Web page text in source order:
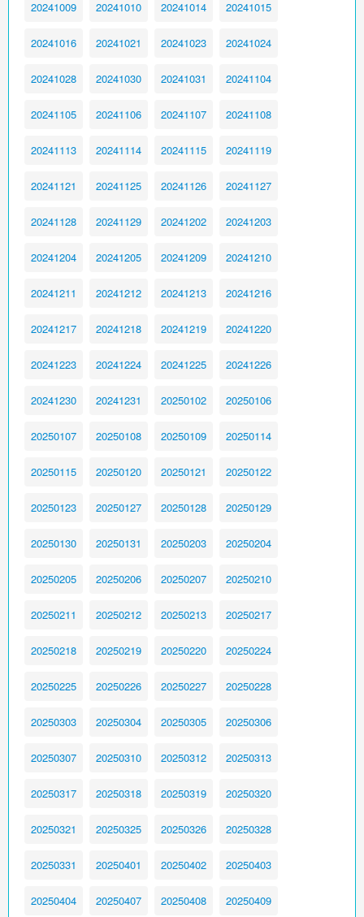
20241009 20241010 20241014 20241015
20241016 20241021 20241023 20241024
20241028 20241030 20241031 20241104
20241105 20241106 20241107 20241108
20241113 20241114 20241115 20241119
20241121 20241125 20241126 20241127
20241128 20241129 20241202 20241203
20241204 20241205 20241209 20241210
20241211 20241212 20241213 20241216
20241217 20241218 20241219 20241220
20241223 20241224 20241225 20241226
20241230 20241231 20250102 20250106
20250107 20250108 20250109 20250114
20250115 20250120 20250121 20250122
20250123 20250127 20250128 20250129
20250130 20250131 20250203 20250204
20250205 20250206 20250207 20250210​
20250211 20250212 20250213 20250217
20250218 20250219 20250220 20250224
20250225 20250226 20250227 20250228
20250303 20250304 20250305 20250306
20250307 20250310 20250312 20250313
20250317 20250318 20250319 20250320
20250321 20250325 20250326 20250328
20250331 20250401 20250402 20250403
20250404 20250407 20250408 20250409